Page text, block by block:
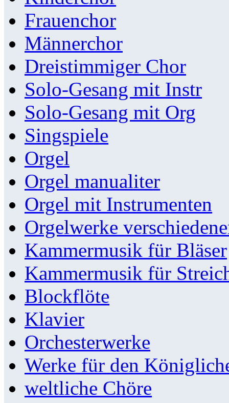
Frauenchor
Männerchor
Dreistimmiger Chor
Solo-Gesang mit Instr
Solo-Gesang mit Org
Singspiele
Orgel
Orgel manualiter
Orgel mit Instrumenten
Orgelwerke
Kammermusik für Bläser
Kammermusik für
Blockflöte
Klavier
Orchesterwerke
Werke für den
weltliche Chöre